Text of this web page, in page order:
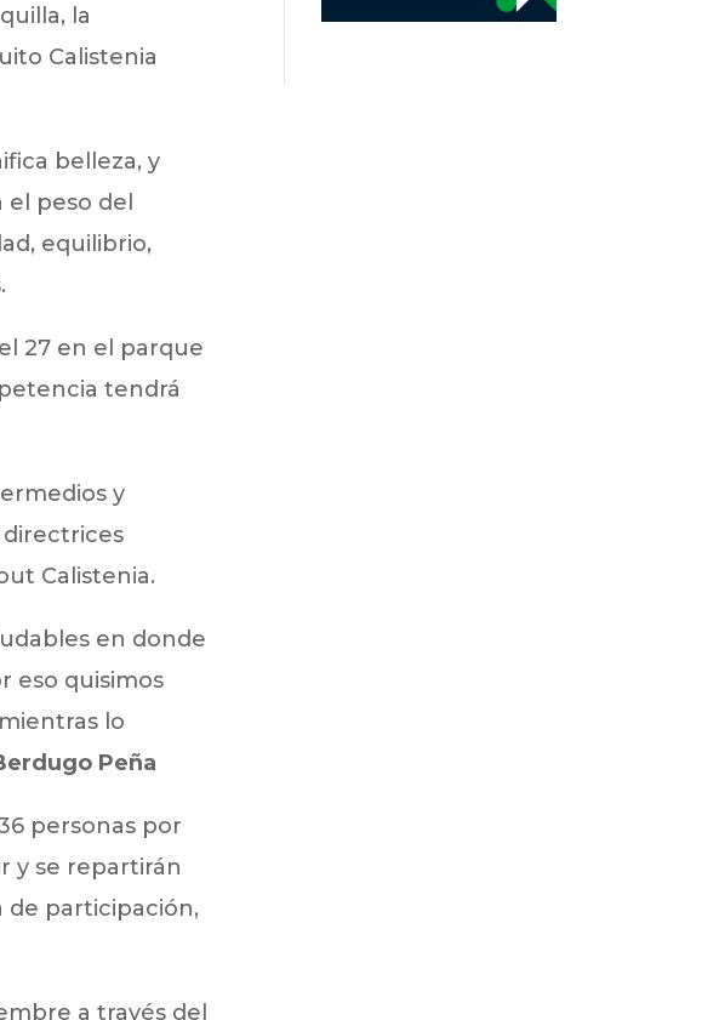
la
Calistenia
belleza, y
peso del
equilibrio,
27 en el parque
tendrá
y
directrices
Calistenia.
en donde
eso quisimos
lo
Peña
personas por
y se repartirán
de participación,
a través del